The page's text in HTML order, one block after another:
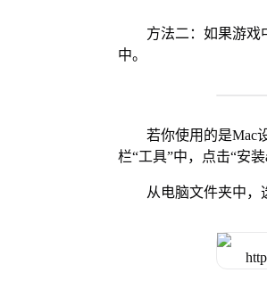
方法二：如果游戏
中。
若你使用的是Mac
栏“工具”中，点击“安
从电脑文件夹中，